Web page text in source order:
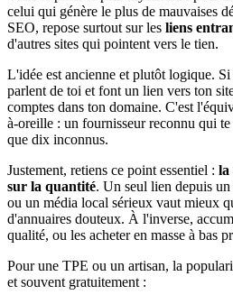
celui qui génère le plus de mauvaises
SEO, repose surtout sur les liens
d'autres sites qui pointent vers le tien.
L'idée est ancienne et plutôt logique.
parlent de toi et font un lien vers ton
comptes dans ton domaine. C'est
à-oreille : un fournisseur reconnu qui
que dix inconnus.
Justement, retiens ce point essentiel : la
sur la quantité. Un seul lien depuis
ou un média local sérieux vaut mieux
d'annuaires douteux. À l'inverse,
qualité, ou les acheter en masse à bas
Pour une TPE ou un artisan, la
et souvent gratuitement :